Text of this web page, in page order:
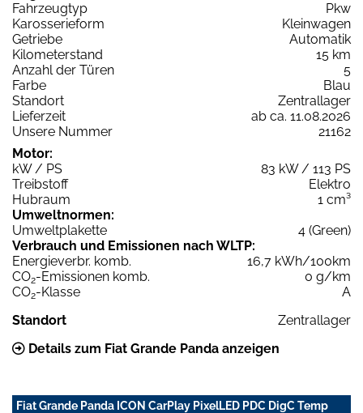
Fahrzeugtyp
Pkw
Karosserieform
Kleinwagen
Getriebe
Automatik
Kilometerstand
15 km
Anzahl der Türen
5
Farbe
Blau
Standort
Zentrallager
Lieferzeit
ab ca. 11.08.2026
Unsere Nummer
21162
Motor:
kW / PS
83 kW / 113 PS
Treibstoff
Elektro
Hubraum
1 cm³
Umweltnormen:
Umweltplakette
4 (Green)
Verbrauch und Emissionen nach WLTP:
Energieverbr. komb.
16,7 kWh/100km
CO2-Emissionen komb.
0 g/km
CO2-Klasse
A
Standort
Zentrallager
Details zum Fiat Grande Panda anzeigen
Fiat Grande Panda ICON CarPlay PixelLED PDC DigC Temp